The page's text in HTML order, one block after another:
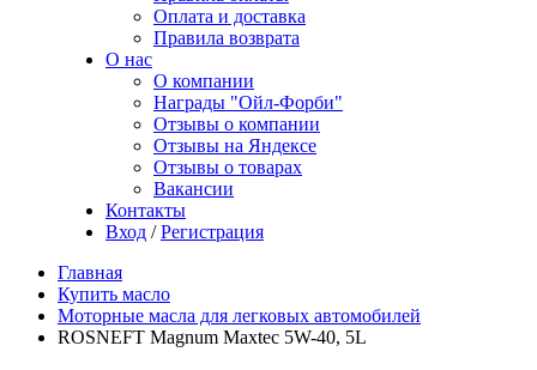
Оплата и доставка
Правила возврата
О нас
О компании
Награды "Ойл-Форби"
Отзывы о компании
Отзывы на Яндексе
Отзывы о товарах
Вакансии
Контакты
Вход / Регистрация
Главная
Купить масло
Моторные масла для легковых автомобилей
ROSNEFT Magnum Maxtec 5W-40, 5L